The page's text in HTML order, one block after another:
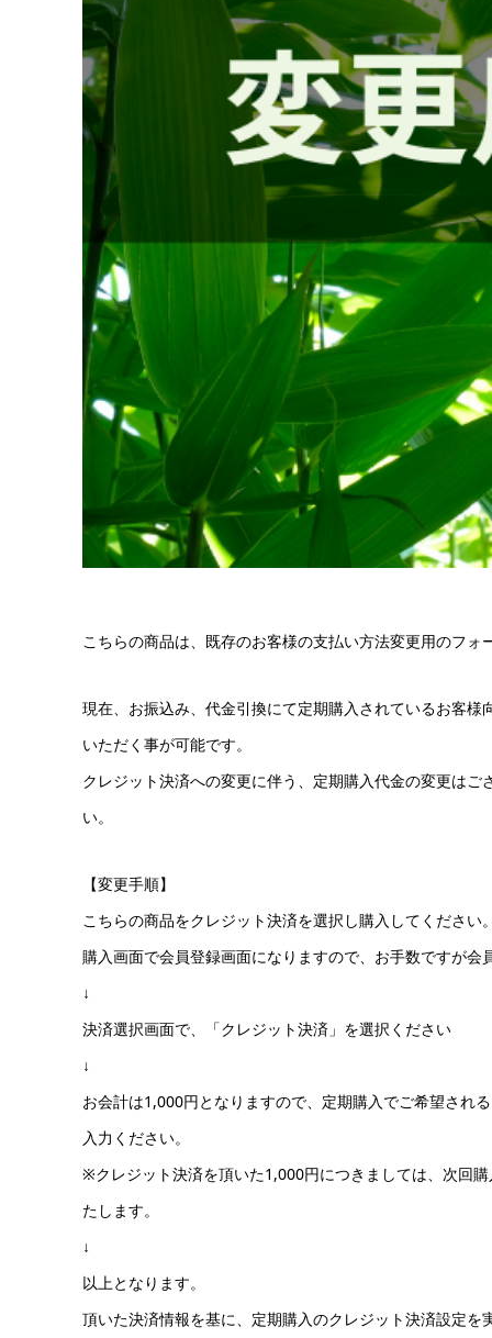
こちらの商品は、既存のお客様の支払い方法変更用のフォ
現在、お振込み、代金引換にて定期購入されているお客様
いただく事が可能です。
クレジット決済への変更に伴う、定期購入代金の変更はご
い。
【変更手順】
こちらの商品をクレジット決済を選択し購入してください
購入画面で会員登録画面になりますので、お手数ですが会
↓
決済選択画面で、「クレジット決済」を選択ください
↓
お会計は1,000円となりますので、定期購入でご希望され
入力ください。
※クレジット決済を頂いた1,000円につきましては、次回
たします。
↓
以上となります。
頂いた決済情報を基に、定期購入のクレジット決済設定を